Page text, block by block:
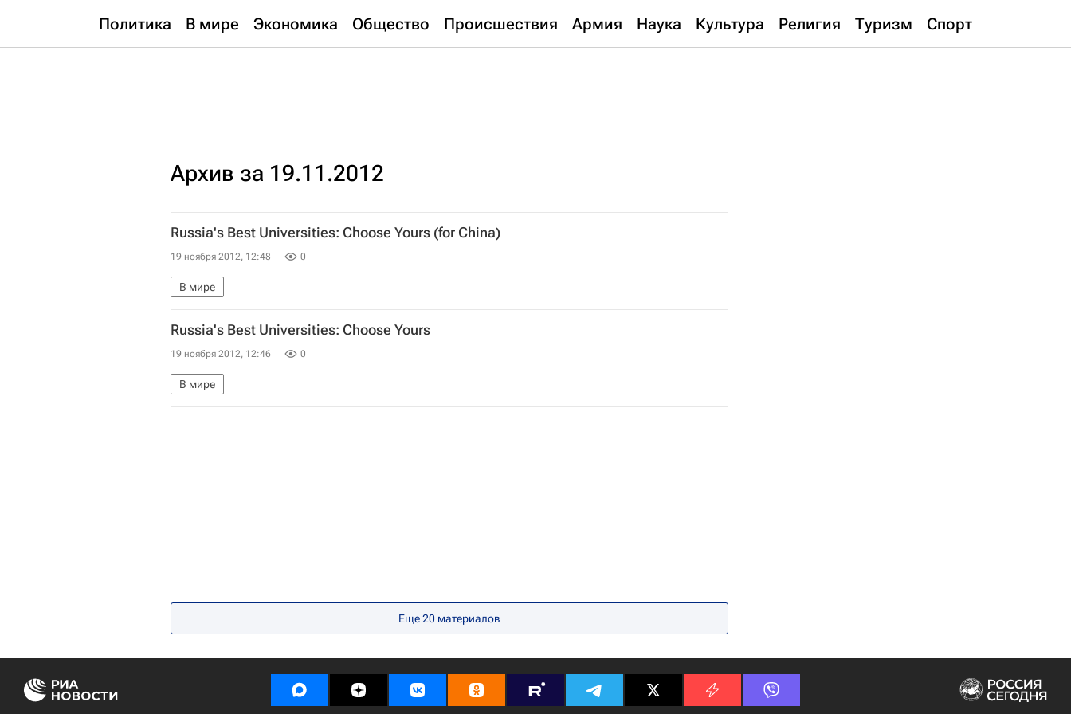
Политика В мире Экономика Общество Происшествия Армия Наука Культура Религия Туризм Спорт
Архив за 19.11.2012
Russia's Best Universities: Choose Yours (for China)
19 ноября 2012, 12:48 0
В мире
Russia's Best Universities: Choose Yours
19 ноября 2012, 12:46 0
В мире
Еще 20 материалов